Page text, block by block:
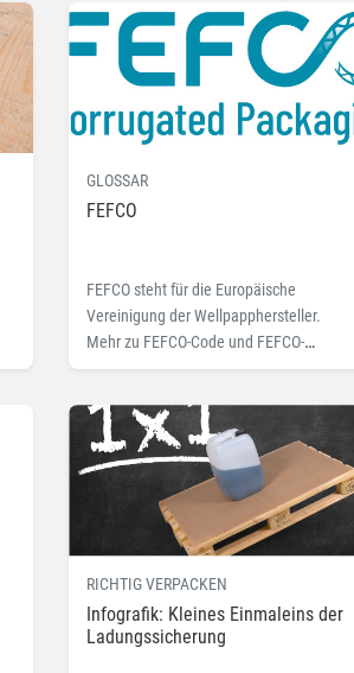
GLOSSAR
FEFCO
FEFCO steht für die Europäische
Vereinigung der Wellpapphersteller.
Mehr zu FEFCO-Code und FEFCO-
Katalog in diesem Beitrag.
RICHTIG VERPACKEN
Infografik: Kleines Einmaleins der
Ladungssicherung